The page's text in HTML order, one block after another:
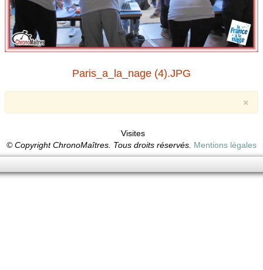
Paris_a_la_nage (4).JPG
×
Visites
© Copyright ChronoMaîtres. Tous droits réservés. Mentions légales